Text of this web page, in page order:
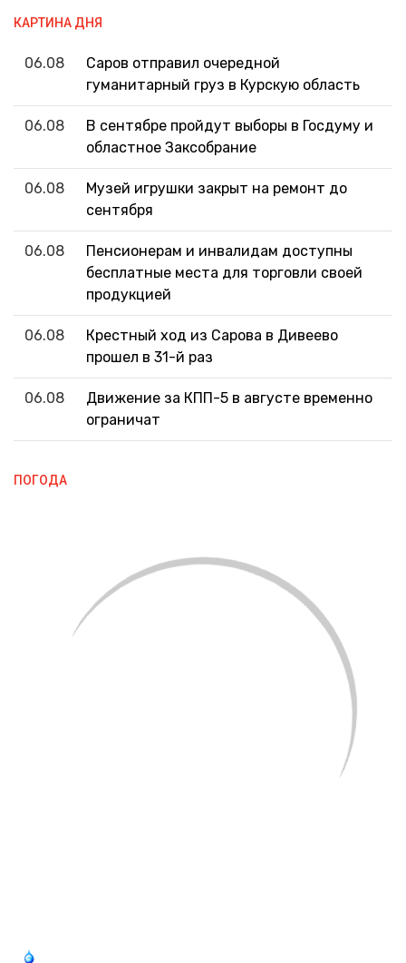
КАРТИНА ДНЯ
06.08
Саров отправил очередной
гуманитарный груз в Курскую область
06.08
В сентябре пройдут выборы в Госдуму и
областное Заксобрание
06.08
Музей игрушки закрыт на ремонт до
сентября
06.08
Пенсионерам и инвалидам доступны
бесплатные места для торговли своей
продукцией
06.08
Крестный ход из Сарова в Дивеево
прошел в 31-й раз
06.08
Движение за КПП-5 в августе временно
ограничат
ПОГОДА